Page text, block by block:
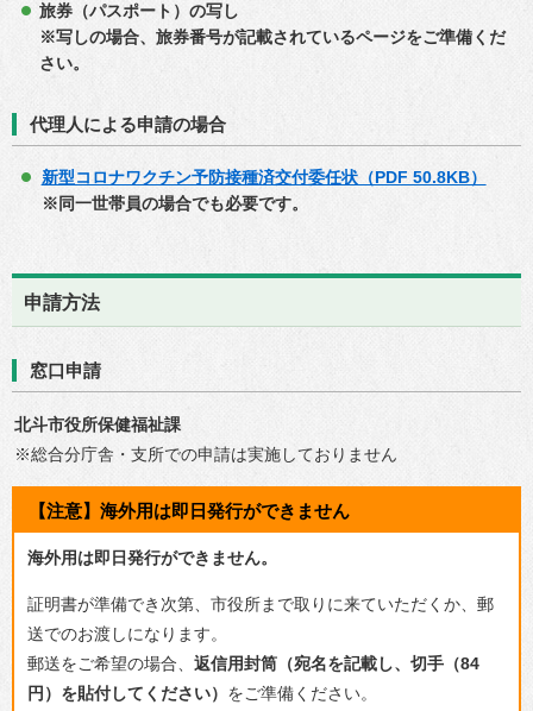
旅券（パスポート）の写し
※写しの場合、旅券番号が記載されているページをご準備くだ
さい。
代理人による申請の場合
新型コロナワクチン予防接種済交付委任状（PDF 50.8KB）
※同一世帯員の場合でも必要です。
申請方法
窓口申請
北斗市役所保健福祉課
※総合分庁舎・支所での申請は実施しておりません
【注意】海外用は即日発行ができません
海外用は即日発行ができません。
証明書が準備でき次第、市役所まで取りに来ていただくか、郵
送でのお渡しになります。
郵送をご希望の場合、 返信用封筒（宛名を記載し、切手（84
円）を貼付してください） をご準備ください。